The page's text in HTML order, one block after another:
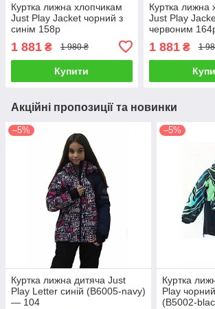
Куртка лижна хлопчикам
Just Play Jacket чорний з
синім 158р
1 881 ₴ 1 980 ₴
Купити
Куртка лижна
Just Play
червоним
1 881₴ 1
Акційні пропозиції та новинки
–5%
Куртка лижна дитяча Just
Play Letter синій (B6005-navy)
— 104
–5%
Куртка
Play
(B5002-